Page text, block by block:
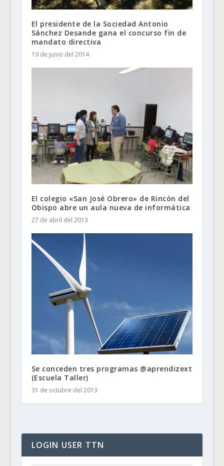
El presidente de la Sociedad Antonio
Sánchez Desande gana el concurso fin de
mandato directiva
19 de junio del 2014
El colegio «San José Obrero» de Rincón del
Obispo abre un aula nueva de informática
27 de abril del 2013
Se conceden tres programas @aprendizext
(Escuela Taller)
31 de octubre del 2013
LOGIN USER TTN